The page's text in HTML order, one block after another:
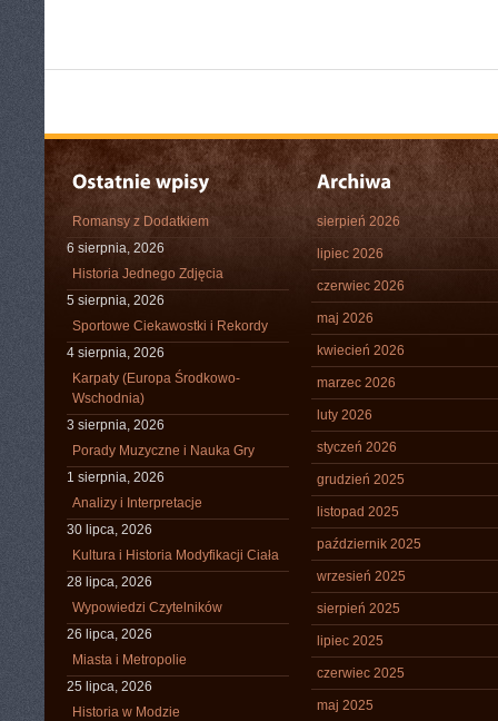
Romansy z Dodatkiem
6 sierpnia, 2026
Historia Jednego Zdjęcia
5 sierpnia, 2026
Sportowe Ciekawostki i Rekordy
4 sierpnia, 2026
Karpaty (Europa Środkowo-
Wschodnia)
3 sierpnia, 2026
Porady Muzyczne i Nauka Gry
1 sierpnia, 2026
Analizy i Interpretacje
30 lipca, 2026
Kultura i Historia Modyfikacji Ciała
28 lipca, 2026
Wypowiedzi Czytelników
26 lipca, 2026
Miasta i Metropolie
25 lipca, 2026
Historia w Modzie
sierpień 2026
lipiec 2026
czerwiec 2026
maj 2026
kwiecień 2026
marzec 2026
luty 2026
styczeń 2026
grudzień 2025
listopad 2025
październik 2025
wrzesień 2025
sierpień 2025
lipiec 2025
czerwiec 2025
maj 2025